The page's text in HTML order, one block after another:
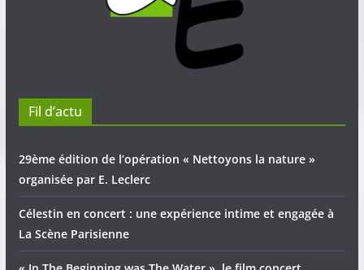
Fil d’actu
29ème édition de l’opération « Nettoyons la nature »
organisée par E. Leclerc
Célestin en concert : une expérience intime et engagée à
La Scène Parisienne